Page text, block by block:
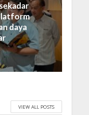
daya
VIEW ALL POSTS